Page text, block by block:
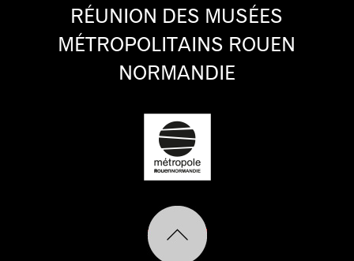
RÉUNION DES MUSÉES
MÉTROPOLITAINS ROUEN
NORMANDIE